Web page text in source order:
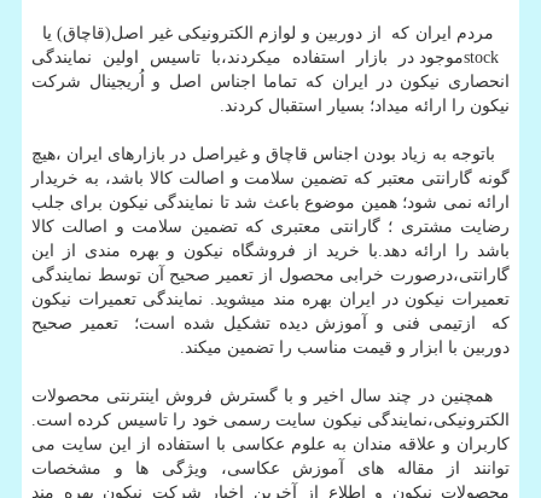
مردم ایران که از دوربین و لوازم الکترونیکی غیر اصل(قاچاق) یا
stockموجود در بازار استفاده میکردند،با تاسیس اولین نمایندگی
انحصاری نیکون در ایران که تماما اجناس اصل و اُریجینال شرکت
نیکون را ارائه میداد؛ بسیار استقبال کردند.
باتوجه به زیاد بودن اجناس قاچاق و غیراصل در بازارهای ایران ،هیچ
گونه گارانتی معتبر که تضمین سلامت و اصالت کالا باشد، به خریدار
ارائه نمی شود؛ همین موضوع باعث شد تا نمایندگی نیکون برای جلب
رضایت مشتری ؛ گارانتی معتبری که تضمین سلامت و اصالت کالا
باشد را ارائه دهد.با خرید از فروشگاه نیکون و بهره مندی از این
گارانتی،درصورت خرابی محصول از تعمیر صحیح آن توسط نمایندگی
تعمیرات نیکون در ایران بهره مند میشوید. نمایندگی تعمیرات نیکون
که ازتیمی فنی و آموزش دیده تشکیل شده است؛ تعمیر صحیح
دوربین با ابزار و قیمت مناسب را تضمین میکند.
همچنین در چند سال اخیر و با گسترش فروش اینترنتی محصولات
الکترونیکی،نمایندگی نیکون سایت رسمی خود را تاسیس کرده است.
کاربران و علاقه مندان به علوم عکاسی با استفاده از این سایت می
توانند از مقاله های آموزش عکاسی، ویژگی ها و مشخصات
محصولات نیکون و اطلاع از آخرین اخبار شرکت نیکون بهره مند